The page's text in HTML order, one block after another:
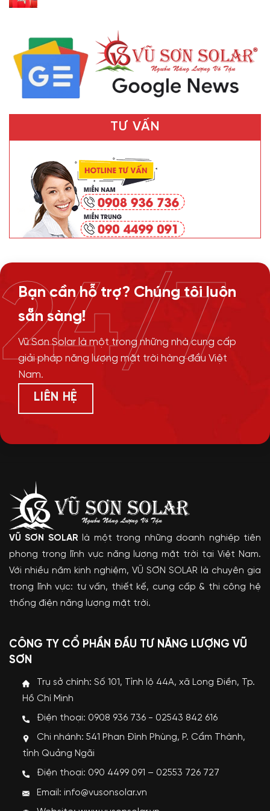
TƯ VẤN
Bạn cần hỗ trợ? Chúng tôi luôn
sẵn sàng!
Vũ Sơn Solar là một trong những nhà cung cấp
giải pháp năng lượng mặt trời hàng đầu Việt
Nam.
LIÊN HỆ
24/7
VŨ SƠN SOLAR là một trong những doanh nghiệp tiên
phong trong lĩnh vực năng lượng mặt trời tại Việt Nam.
Với nhiều năm kinh nghiệm, VŨ SƠN SOLAR là chuyên gia
trong lĩnh vực: tư vấn, thiết kế, cung cấp & thi công hệ
thống điện năng lượng mặt trời.
CÔNG TY CỔ PHẦN ĐẦU TƯ NĂNG LƯỢNG VŨ
SƠN
Trụ sở chính: Số 101, Tỉnh lộ 44A, xã Long Điền, Tp.
Hồ Chí Minh
Điện thoại: 0908 936 736 - 02543 842 616
Chi nhánh: 541 Phan Đình Phùng, P. Cẩm Thành,
tỉnh Quảng Ngãi
Điện thoại: 090 4499 091 – 02553 726 727
Email: info@vusonsolar.vn